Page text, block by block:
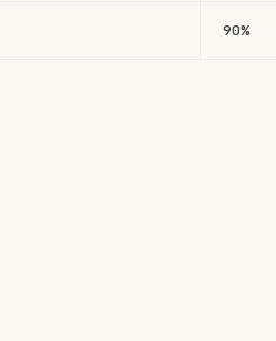
90%